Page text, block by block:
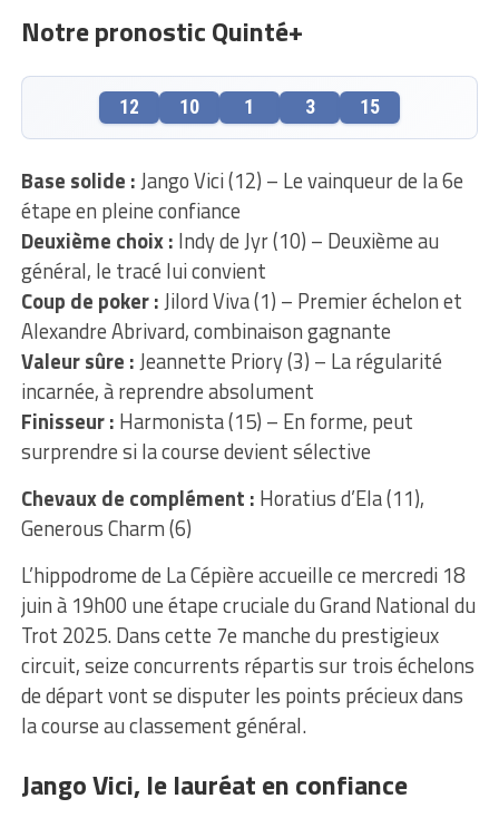
Notre pronostic Quinté+
12 10 1 3 15
Base solide :Jango Vici (12) – Le vainqueur de la 6e
étape en pleine confiance
Deuxième choix : Indy de Jyr (10) – Deuxième au
général, le tracé lui convient
Coup de poker :Jilord Viva (1) – Premier échelon et
Alexandre Abrivard, combinaison gagnante
Valeur sûre :Jeannette Priory (3) – La régularité
incarnée, à reprendre absolument
Finisseur : Harmonista (15) – En forme, peut
surprendre si la course devient sélective
Chevaux de complément : Horatius d’Ela (11),
Generous Charm (6)
L’hippodrome de La Cépière accueille ce mercredi 18
juin à 19h00 une étape cruciale du Grand National du
Trot 2025. Dans cette 7e manche du prestigieux
circuit, seize concurrents répartis sur trois échelons
de départ vont se disputer les points précieux dans
la course au classement général.
Jango Vici, le lauréat en confiance